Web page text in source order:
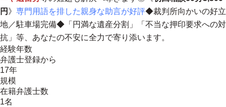
円 》 専門用語を排した親身な助言が好評◆裁判所向かいの好立
地／駐車場完備◆ 「円満な遺産分割」「不当な押印要求への対
抗」等、あなたの不安に全力で寄り添います。
経験年数
弁護士登録から
17年
規模
在籍弁護士数
1名